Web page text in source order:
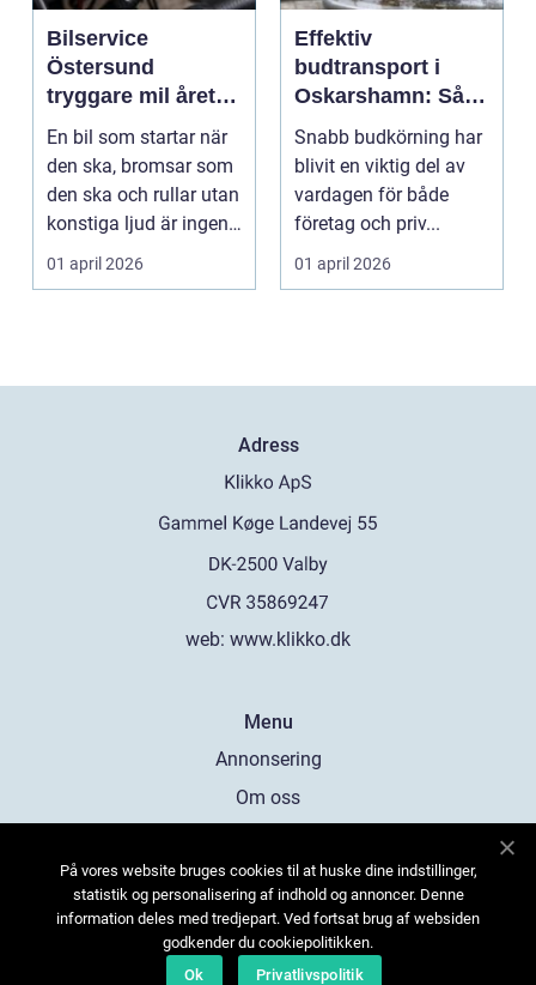
Bilservice
Östersund
tryggare mil året
runt
En bil som startar när
den ska, bromsar som
den ska och rullar utan
konstiga ljud är ingen
självklar...
01 april 2026
Effektiv
budtransport i
Oskarshamn: Så
väljer företag och
privatpersoner rätt
lösning
Snabb budkörning har
blivit en viktig del av
vardagen för både
företag och priv...
01 april 2026
Adress
web: www.klikko.dk
Menu
Annonsering
Om oss
Kontakta oss
Sitemap
På vores website bruges cookies til at huske dine indstillinger,
statistik og personalisering af indhold og annoncer. Denne
information deles med tredjepart. Ved fortsat brug af websiden
godkender du cookiepolitikken.
Ok
Privatlivspolitik